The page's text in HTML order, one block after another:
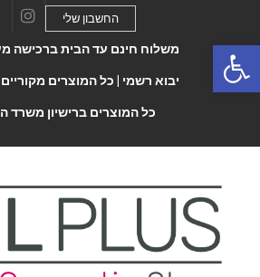
FacebookInstagram
החשבון שלי
משלוח חינם עד הבית ברכישה מעל 400
יבוא רשמי | כל המוצרים
כל המוצרים ברישיון משרד